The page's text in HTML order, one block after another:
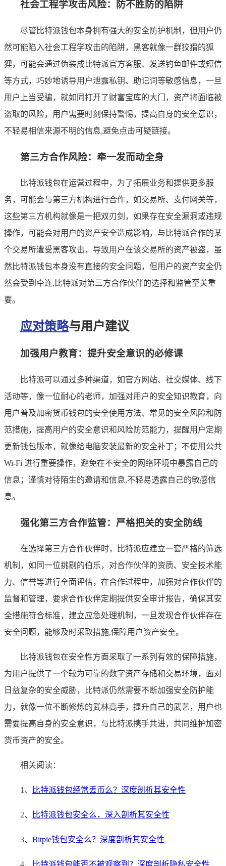
社会工程学攻击风险：防不胜防的陷阱
尽管比特派钱包本身拥有强大的安全防护机制，但用户仍
然可能陷入社会工程学攻击的陷阱，黑客就像一群狡猾的狐
狸，可能会通过伪装成比特派官方客服、发送钓鱼邮件或短信
等方式，巧妙地诱导用户泄露私钥、助记词等敏感信息，一旦
用户上当受骗，就如同打开了财富宝库的大门，资产将面临被
盗取的风险，用户需要时刻保持警惕，提高自身的安全意识，
不轻易相信来源不明的信息,避免点击可疑链接。
第三方合作风险：牵一发而动全身
比特派钱包在运营过程中，为了拓展业务和提供更多服
务，可能会与第三方机构进行合作，如交易所、支付网关等，
这些第三方机构就像是一把双刃剑，如果存在安全漏洞或违规
操作，可能会对用户的资产安全造成影响，与比特派合作的某
个交易所遭受黑客攻击，导致用户在该交易所的资产被盗，虽
然比特派钱包本身没有直接的安全问题，但用户的资产安全仍
然会受到牵连,比特派对第三方合作伙伴的选择和监管至关重
要。
应对策略与用户建议
加强用户教育：提升安全意识的必修课
比特派可以通过多种渠道，如官方网站、社交媒体、线下
活动等，像一位耐心的老师，加强对用户的安全知识教育，向
用户普及加密货币钱包的安全使用方法、常见的安全风险和防
范措施，提高用户的安全意识和风险防范能力，提醒用户定期
更新钱包版本，就像给电脑安装最新的安全补丁；不使用公共
Wi-Fi 进行重要操作，避免在不安全的网络环境中暴露自己的
信息；谨慎对待陌生的邀请和信息,不轻易透露自己的敏感信
息。
强化第三方合作监管：严格把关的安全防线
在选择第三方合作伙伴时，比特派应建立一套严格的筛选
机制，如同一位挑剔的伯乐，对合作伙伴的资质、安全技术能
力、信誉等进行全面评估，在合作过程中，加强对合作伙伴的
监督和管理，要求合作伙伴定期提供安全审计报告，确保其安
全措施符合标准，建立应急处理机制，一旦发现合作伙伴存在
安全问题，能够及时采取措施,保障用户资产安全。
比特派钱包在安全性方面采取了一系列有效的保障措施，
为用户提供了一个较为可靠的数字资产存储和交易环境，面对
日益复杂的安全威胁，比特派仍然需要不断加强安全防护能
力，就像一位不断修炼的武林高手，提升自己的武艺，用户也
需要提高自身的安全意识，与比特派携手共进，共同维护加密
货币资产的安全。
相关阅读：
1、 比特派钱包经常丢币么？深度剖析其安全性
2、 比特派钱包安全么，深入剖析其安全性
3、 Bitpie钱包安全么？深度剖析其安全性